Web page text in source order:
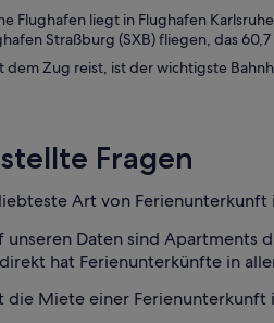
Flughafen liegt in Flughafen
Straßburg (SXB) fliegen, das
dem Zug reist, ist der wichtigste
Fragen
Art von Ferienunterkunft
unseren Daten sind
hat Ferienunterkünfte in
die Miete einer Ferienunterkunft